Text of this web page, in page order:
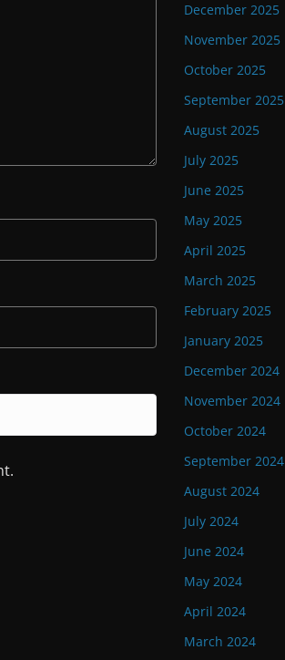
December 2025
November 2025
October 2025
September 2025
August 2025
July 2025
June 2025
May 2025
April 2025
March 2025
February 2025
January 2025
December 2024
November 2024
October 2024
September 2024
August 2024
July 2024
June 2024
May 2024
April 2024
March 2024